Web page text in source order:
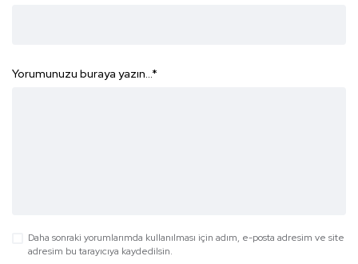
Yorumunuzu buraya yazın...*
Daha sonraki yorumlarımda kullanılması için adım, e-posta adresim ve site
adresim bu tarayıcıya kaydedilsin.